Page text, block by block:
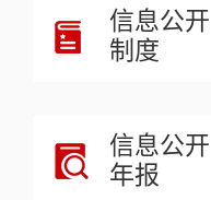
信息公开
制度
信息公开
年报